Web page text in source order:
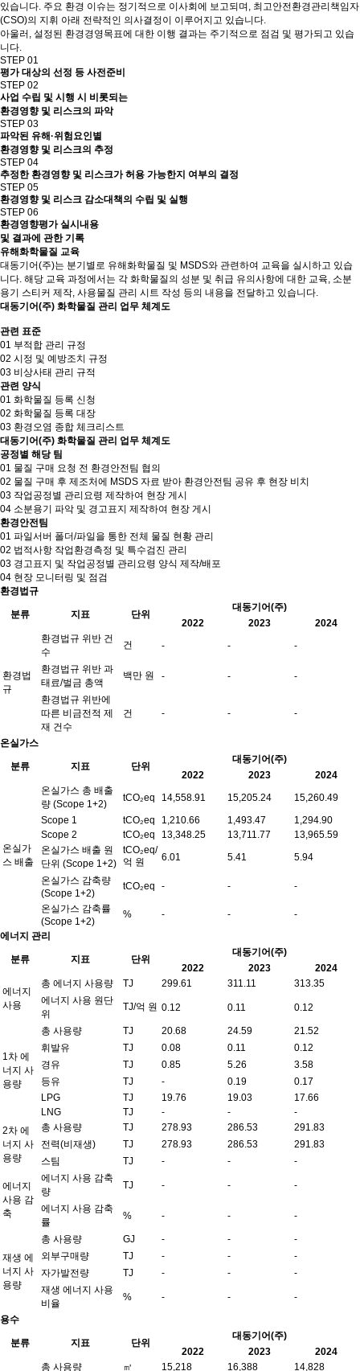
있습니다. 주요 환경 이슈는 정기적으로 이사회에 보고되며, 최고안전환경관리책임자
(CSO)의 지휘 아래 전략적인 의사결정이 이루어지고 있습니다.
아울러, 설정된 환경경영목표에 대한 이행 결과는 주기적으로 점검 및 평가되고 있습
니다.
STEP 01
평가 대상의 선정 등 사전준비
STEP 02
사업 수립 및 시행 시 비롯되는
환경영향 및 리스크의 파악
STEP 03
파악된 유해·위험요인별
환경영향 및 리스크의 추정
STEP 04
추정한 환경영향 및 리스크가 허용 가능한지 여부의 결정
STEP 05
환경영향 및 리스크 감소대책의 수립 및 실행
STEP 06
환경영향평가 실시내용
및 결과에 관한 기록
유해화학물질 교육
대동기어(주)는 분기별로 유해화학물질 및 MSDS와 관련하여 교육을 실시하고 있습
니다. 해당 교육 과정에서는 각 화학물질의 성분 및 취급 유의사항에 대한 교육, 소분
용기 스티커 제작, 사용물질 관리 시트 작성 등의 내용을 전달하고 있습니다.
대동기어(주) 화학물질 관리 업무 체계도
관련 표준
01 부적합 관리 규정
02 시정 및 예방조치 규정
03 비상사태 관리 규적
관련 양식
01 화학물질 등록 신청
02 화학물질 등록 대장
03 환경오염 종합 체크리스트
대동기어(주) 화학물질 관리 업무 체계도
공정별 해당 팀
01 물질 구매 요청 전 환경안전팀 협의
02 물질 구매 후 제조처에 MSDS 자료 받아 환경안전팀 공유 후 현장 비치
03 작업공정별 관리요령 제작하여 현장 게시
04 소분용기 파악 및 경고표지 제작하여 현장 게시
환경안전팀
01 파일서버 폴더/파일을 통한 전체 물질 현황 관리
02 법적사항 작업환경측정 및 특수검진 관리
03 경고표지 및 작업공정별 관리요령 양식 제작/배포
04 현장 모니터링 및 점검
환경법규
분류 지표 단위
대동기어(주)
2022
2023 2024
환경법
규
환경법규 위반 건
수
건 - - -
환경법규 위반 과
태료/벌금 총액
백만 원 - - -
환경법규 위반에
따른 비금전적 제
재 건수
건 - - -
온실가스
분류 지표 단위
대동기어(주)
2022
2023 2024
온실가
스 배출
온실가스 총 배출
량 (Scope 1+2)
tCO₂eq 14,558.91 15,205.24
15,260.49
Scope 1
tCO₂eq 1,210.66 1,493.47
1,294.90
Scope 2
tCO₂eq 13,348.25 13,711.77
13,965.59
온실가스 배출 원
단위 (Scope 1+2)
tCO₂eq/
억 원
6.01 5.41 5.94
온실가스 감축량
(Scope 1+2)
tCO₂eq - -
-
온실가스 감축률
(Scope 1+2)
% - -
-
에너지 관리
분류 지표 단위
대동기어(주)
2022
2023 2024
에너지
사용
총 에너지 사용량 TJ 299.61 311.11
313.35
에너지 사용 원단
위
TJ/억 원 0.12 0.11 0.12
1차 에
너지 사
용량
총 사용량 TJ 20.68 24.59
21.52
휘발유
TJ 0.08 0.11
0.12
경유
TJ 0.85 5.26
3.58
등유
TJ - 0.19
0.17
LPG
TJ 19.76 19.03
17.66
LNG
TJ - -
-
2차 에
너지 사
용량
총 사용량 TJ 278.93 286.53
291.83
전력(비재생)
TJ 278.93 286.53
291.83
스팀
TJ - - -
에너지
사용 감
축
에너지 사용 감축
량
TJ - - -
에너지 사용 감축
률
% - - -
재생 에
너지 사
용량
총 사용량 GJ - -
-
외부구매량
TJ - -
-
자가발전량
TJ - -
-
재생 에너지 사용
비율
% - -
-
용수
분류 지표 단위
대동기어(주)
2022
2023
2024
총 사용량
㎥ 15,218 16,388 14,828